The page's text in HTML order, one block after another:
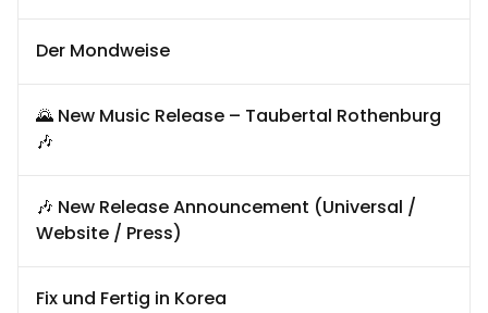
Der Mondweise
🌄 New Music Release – Taubertal Rothenburg
🎶
🎶 New Release Announcement (Universal /
Website / Press)
Fix und Fertig in Korea